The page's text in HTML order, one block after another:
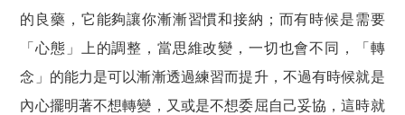
的良藥，它能夠讓你漸漸習慣和接納；而有時候是需要
「心態」上的調整，當思維改變，一切也會不同，「轉
念」的能力是可以漸漸透過練習而提升，不過有時候就是
內心擺明著不想轉變，又或是不想委屈自己妥協，這時就